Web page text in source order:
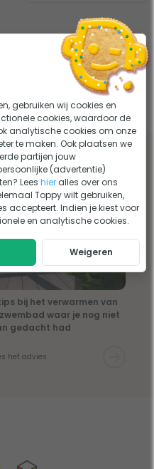
over cerland /
bij het verwarmen van
waar je nog niet
gedacht had
het advies
gebruiken wij cookies en
cookies, waardoor de
analytische cookies om onze
te maken. Ook plaatsen we
partijen jouw
(advertentie)
Leeshier alles over ons
Toppy wilt gebruiken,
accepteert. Indien je kiest voor
en analytische cookies.
Weigeren